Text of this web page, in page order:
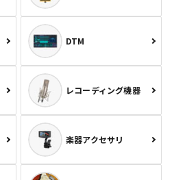
DTM
レコーディング機器
楽器アクセサリ